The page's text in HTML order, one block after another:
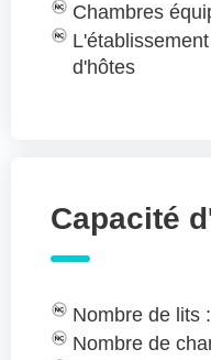
Chambres
d'hôtes
Capacité
Nombre de lits :
Nombre de